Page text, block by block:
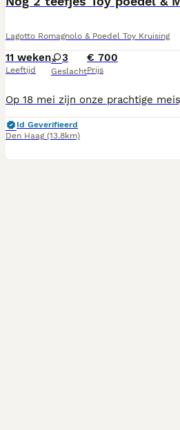
Lagotto Romagnolo & Poedel Toy Kruising
11 weken
Leeftijd
3
Geslacht
€ 700
Prijs
Id Geverifieerd
Den Haag (13.8km)